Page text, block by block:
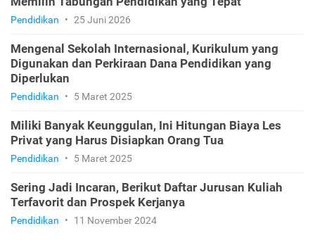
Pendidikan • 25 Juni 2026
Mengenal Sekolah Internasional, Kurikulum yang
Digunakan dan Perkiraan Dana Pendidikan yang
Diperlukan
Pendidikan • 5 Maret 2025
Miliki Banyak Keunggulan, Ini Hitungan Biaya Les
Privat yang Harus Disiapkan Orang Tua
Pendidikan • 5 Maret 2025
Sering Jadi Incaran, Berikut Daftar Jurusan Kuliah
Terfavorit dan Prospek Kerjanya
Pendidikan • 11 November 2024